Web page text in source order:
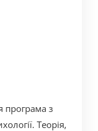
програма з
Теорія,